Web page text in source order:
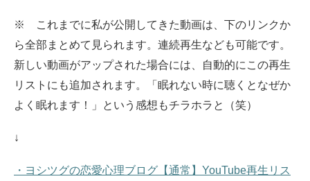
※ これまでに私が公開してきた動画は、下のリンクか
ら全部まとめて見られます。 連続再生なども可能です。
新しい動画がアップされた場合には、自動的にこの再生
リストにも追加されます。
「眠れない時に聴くとなぜか
よく眠れます！」という感想もチラホラと（笑）
↓
・ヨシツグの恋愛心理ブログ【通常】YouTube再生リス